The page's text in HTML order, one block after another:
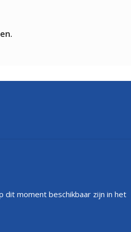
dit moment beschikbaar zijn in het